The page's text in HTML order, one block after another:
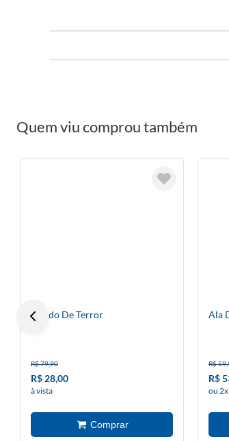
Quem viu comprou também
Estado De Terror
R$ 79,90
R$ 28,00
à vista
Ala
R$
R$
ou